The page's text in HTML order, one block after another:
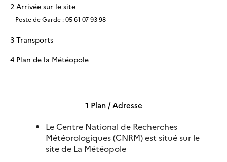
2 Arrivée sur le site
Poste de Garde : 05 61 07 93 98
3 Transports
4 Plan de la Météopole
1 Plan / Adresse
Le Centre National de Recherches
Météorologiques (CNRM) est situé sur le
site de La Météopole